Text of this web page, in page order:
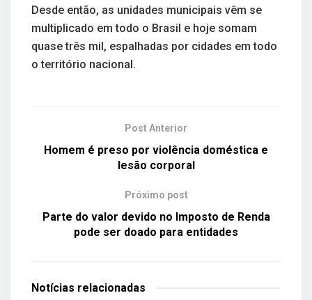
Desde então, as unidades municipais vêm se
multiplicado em todo o Brasil e hoje somam
quase três mil, espalhadas por cidades em todo
o território nacional.
Post Anterior
Homem é preso por violência doméstica e
lesão corporal
Próximo post
Parte do valor devido no Imposto de Renda
pode ser doado para entidades
Notícias relacionadas